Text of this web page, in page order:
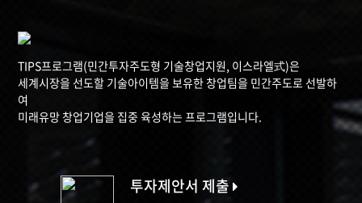
TIPS프로그램(민간투자주도형 기술창업지원, 이스라엘式)은
세계시장을 선도할 기술아이템을 보유한 창업팀을 민간주도로 선발하
여
미래유망 창업기업을 집중 육성하는 프로그램입니다.
투자제안서 제출